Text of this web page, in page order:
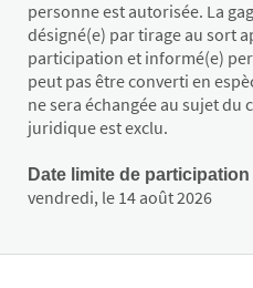
personne est autorisée. La
désigné(e) par tirage au sort
participation et informé(e)
peut pas être converti en
ne sera échangée au sujet du
juridique est exclu.
Date limite de participation
vendredi, le 14 août 2026